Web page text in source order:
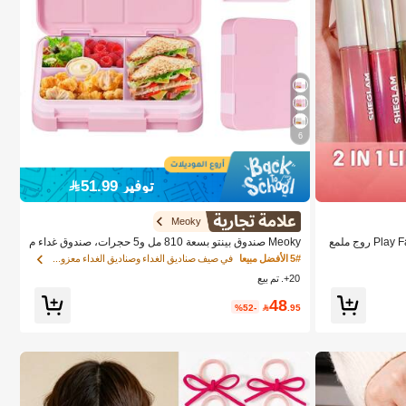
SHEGLAM Lip Rules قلم محدد وملمع-Play Fair روج ملمع
والفتيات
6
توفير 51.99
Meoky
Meoky صندوق بينتو بسعة 810 مل و5 حجرات، صندوق غداء م
انع للتسرب، حاوية تخزين طعام مقسمة بشكل مريح لتحضير ا
لوجبات والوجبات الخفيفة، مناسب للمدرسة والمكتب والسفر
والنزهات
5# الأفضل مبيعا
في صيف صناديق الغداء وصناديق الغداء معزول ، جرة ال
20+. تم بيع
48 .95
%52-